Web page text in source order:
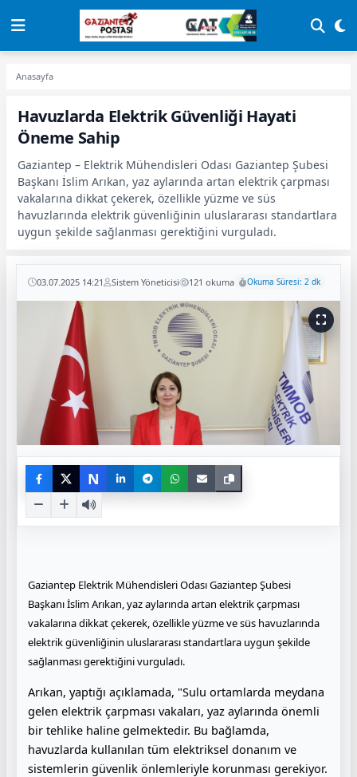
Anasayfa
Havuzlarda Elektrik Güvenliği Hayati
Öneme Sahip
Gaziantep – Elektrik Mühendisleri Odası Gaziantep Şubesi
Başkanı İslim Arıkan, yaz aylarında artan elektrik çarpması
vakalarına dikkat çekerek, özellikle yüzme ve süs
havuzlarında elektrik güvenliğinin uluslararası standartlara
uygun şekilde sağlanması gerektiğini vurguladı.
03.07.2025 14:21 Sistem Yöneticisi 121 okuma Okuma Süresi: 2 dk
N
Gaziantep Elektrik Mühendisleri Odası Gaziantep Şubesi
Başkanı İslim Arıkan, yaz aylarında artan elektrik çarpması
vakalarına dikkat çekerek, özellikle yüzme ve süs havuzlarında
elektrik güvenliğinin uluslararası standartlara uygun şekilde
sağlanması gerektiğini vurguladı.
Arıkan, yaptığı açıklamada, "Sulu ortamlarda meydana
gelen elektrik çarpması vakaları, yaz aylarında önemli
bir tehlike haline gelmektedir. Bu bağlamda,
havuzlarda kullanılan tüm elektriksel donanım ve
sistemlerin güvenlik önlemleriyle korunması gerekiyor.